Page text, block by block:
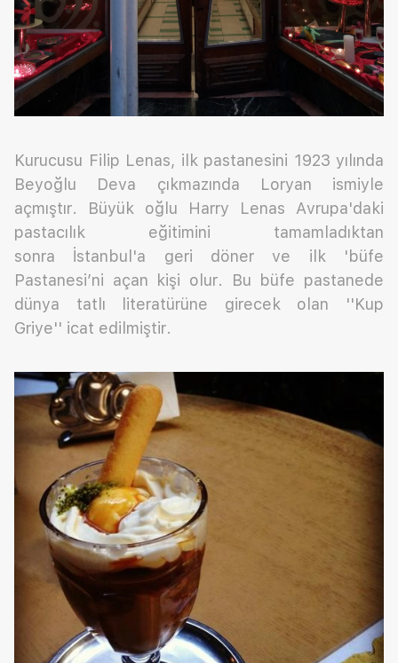
Kurucusu Filip Lenas, ilk pastanesini 1923 yılında
Beyoğlu Deva çıkmazında Loryan ismiyle
açmıştır. Büyük oğlu Harry Lenas Avrupa'daki
pastacılık eğitimini tamamladıktan
sonra İstanbul'a geri döner ve ilk 'büfe
Pastanesi’ni açan kişi olur. Bu büfe pastanede
dünya tatlı literatürüne girecek olan ''Kup
Griye'' icat edilmiştir.